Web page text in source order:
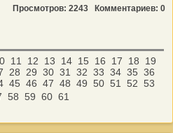
Просмотров: 2243 Комментариев: 0
11 12 13 14 15 16 17 18
19
28 29 30 31 32 33 34 35 36
45 46 47 48 49 50 51 52 53
58 59 60 61